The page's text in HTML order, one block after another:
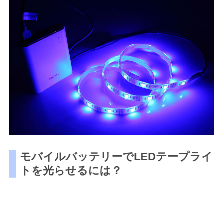
モバイルバッテリーでLEDテープライ
トを光らせるには？